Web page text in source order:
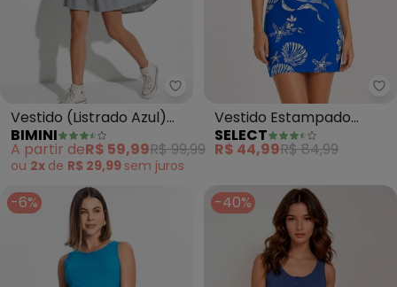
Bimini - Vestido (Listrado Azul)
Vestido (Listrado Azul)
em Malha Fria
BIMINI
A partir deR$ 59,99R$ 99,99
ou 2x de R$ 29,99 sem juros
Vestido Estampado
Decote em V (Azul)
SELECT
R$ 44,99R$ 84,99
-6% -40%